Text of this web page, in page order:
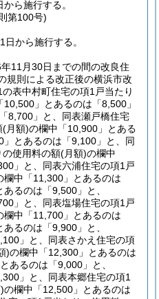
ら施行する。
第100号)
から施行する。
11月30日までの間の改良住
規則による改正後の横浜市改
表中村町住宅の項1戸当たり
10,500」とあるのは「8,500」
8,700」と、同表瀬戸橋住宅
(月額)の欄中「10,900」とある
とあるのは「9,100」と、同
使用料の額(月額)の欄中
」と、同表六浦住宅の項1戸
欄中「11,300」とあるのは
るのは「9,500」と、
」と、同表塩場住宅の項1戸
欄中「11,700」とあるのは
るのは「9,900」と、
」と、同表さかえ住宅の項
)の欄中「12,300」とあるのは
あるのは「9,000」と、
」と、同表本郷住宅の項1
の欄中「12,500」とあるのは